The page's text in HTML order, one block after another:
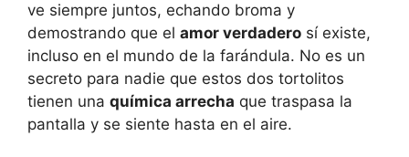
ve siempre juntos, echando broma y
demostrando que el amor verdadero sí existe,
incluso en el mundo de la farándula. No es un
secreto para nadie que estos dos tortolitos
tienen una química arrecha que traspasa la
pantalla y se siente hasta en el aire.